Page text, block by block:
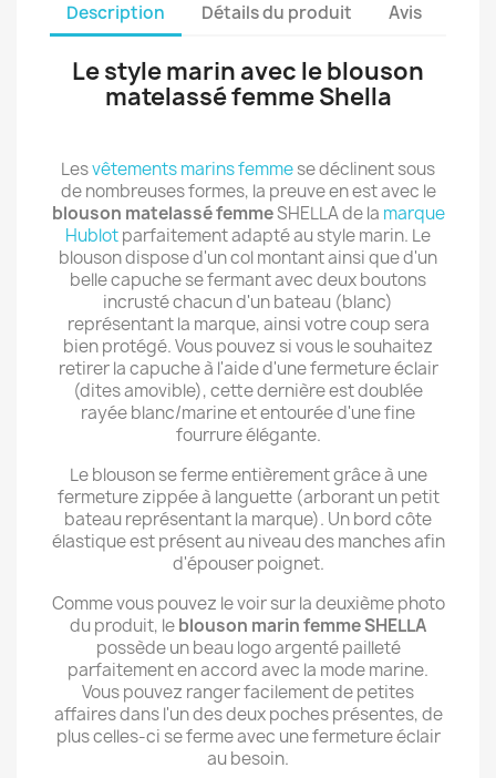
Description Détails du produit Avis
Le style marin avec le blouson
matelassé femme Shella
Lesvêtements marins femmese déclinent sous
de nombreuses formes, la preuve en est avec le
blouson matelassé femmeSHELLA de la marque
Hublotparfaitement adapté au style marin. Le
blouson dispose d'un col montant ainsi que d'un
belle capuche se fermant avec deux boutons
incrusté chacun d'un bateau (blanc)
représentant la marque, ainsi votre coup sera
bien protégé. Vous pouvez si vous le souhaitez
retirer la capuche à l'aide d'une fermeture éclair
(dites amovible), cette dernière est doublée
rayée blanc/marine et entourée d'une fine
fourrure élégante.
Le blouson se ferme entièrement grâce à une
fermeture zippée à languette (arborant un petit
bateau représentant la marque). Un bord côte
élastique est présent au niveau des manches afin
d'épouser poignet.
Comme vous pouvez le voir sur la deuxième photo
du produit, leblouson marin femme SHELLA
possède un beau logo argenté pailleté
parfaitement en accord avec la mode marine.
Vous pouvez ranger facilement de petites
affaires dans l'un des deux poches présentes, de
plus celles-ci se ferme avec une fermeture éclair
au besoin.